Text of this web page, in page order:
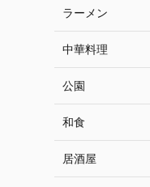
ラーメン
中華料理
公園
和食
居酒屋